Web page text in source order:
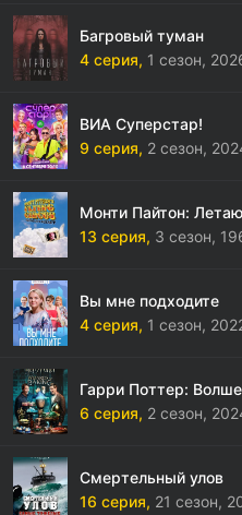
Багровый туман
4 серия, 1 сезон,
ВИА Суперстар!
9 серия, 2 сезон,
Монти Пайтон:
13 серия, 3 сезон,
Вы мне подходите
4 серия, 1 сезон,
Гарри Поттер:
6 серия, 2 сезон,
Смертельный улов
16 серия, 21 сезон,